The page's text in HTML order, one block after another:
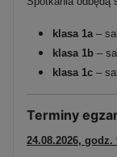
klasa 1a –
klasa 1b –
klasa 1c –
Terminy
24.08.2026, godz.